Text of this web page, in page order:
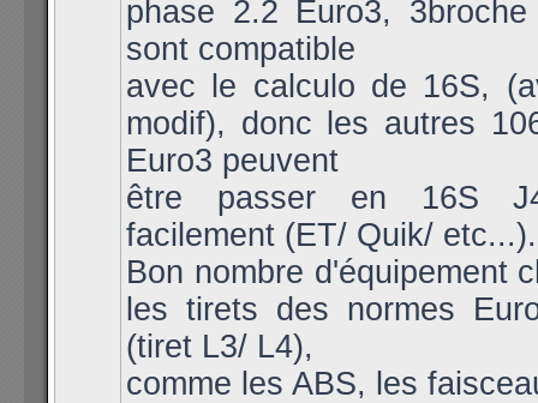
phase 2.2 Euro3,
sont compatible
avec le calculo de 16S,
modif), donc les autres
Euro3 peuvent
être passer en 16S
facilement (ET/ Quik/ etc...).
Bon nombre d'équipement
les tirets des normes
(tiret L3/ L4),
comme les ABS, les